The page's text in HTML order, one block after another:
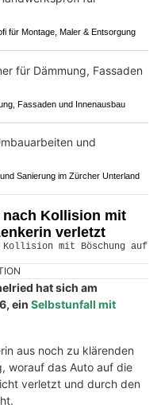
für Montage, Maler & Entsorgung
Fassaden und Innenausbau
Sanierung im Zürcher Unterland
nach Kollision mit
verletzt
hat sich am
ein Selbstunfall mit
aus noch zu klärenden
worauf das Auto auf die
verletzt und durch den